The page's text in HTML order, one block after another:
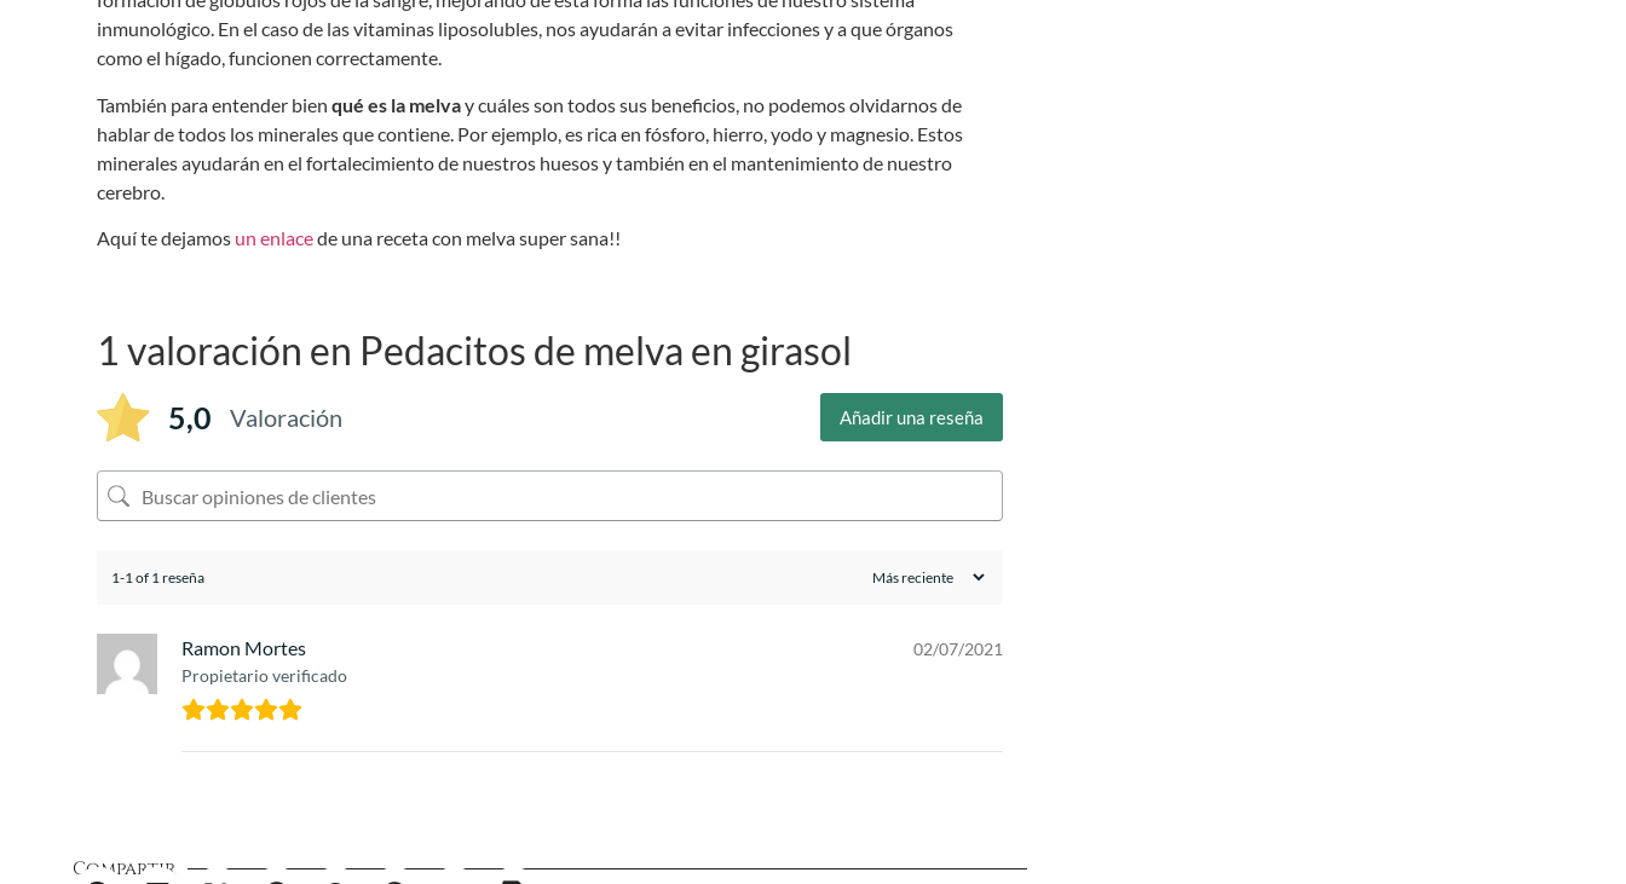
inmunológico. En el caso de las vitaminas liposolubles, nos ayudarán a evitar infecciones y a que órganos
como el hígado, funcionen correctamente.
También para entender bien qué es la melvay cuáles son todos sus beneficios, no podemos olvidarnos de
hablar de todos los minerales que contiene. Por ejemplo, es rica en fósforo, hierro, yodo y magnesio. Estos
minerales ayudarán en el fortalecimiento de nuestros huesos y también en el mantenimiento de nuestro
cerebro.
Aquí te dejamos un enlacede una receta con melva super sana!!
1 valoración en Pedacitos de melva en girasol
5,0 Valoración Añadir una reseña
1-1 of 1 reseña
Ramon Mortes
Propietario verificado
02/07/2021
Compartir